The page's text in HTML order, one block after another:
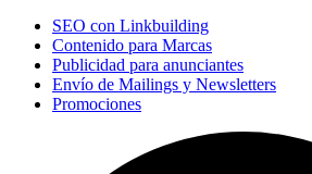
SEO con Linkbuilding
Contenido para Marcas
Publicidad para anunciantes
Envío de Mailings y Newsletters
Promociones